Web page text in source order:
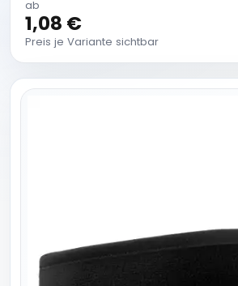
ab
1,08 €
Preis je Variante sichtbar